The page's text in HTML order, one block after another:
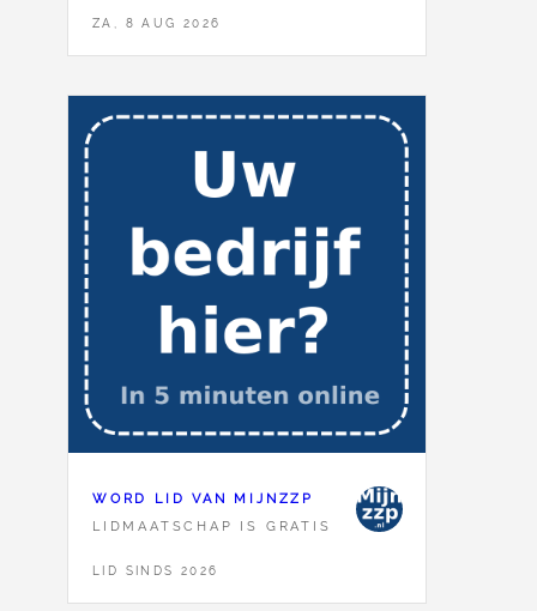
ZA, 8 AUG 2026
WORD LID VAN MIJNZZP
LIDMAATSCHAP IS GRATIS
LID SINDS 2026